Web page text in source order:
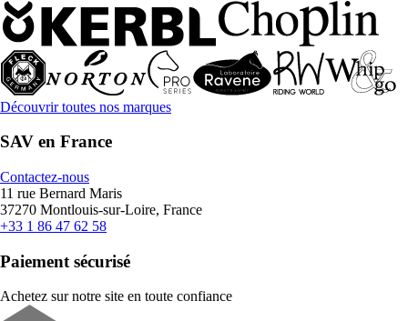
Découvrir toutes nos marques
SAV en France
Contactez-nous
11 rue Bernard Maris
37270 Montlouis-sur-Loire, France
+33 1 86 47 62 58
Paiement sécurisé
Achetez sur notre site en toute confiance